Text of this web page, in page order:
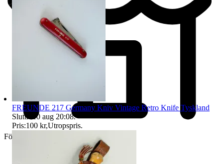
Företag
FREUNDE 217 Germany Kniv Vintage Retro Knife Tyskland
Sluttid
10 aug 20:08.
Pris:100 kr,Utropspris.